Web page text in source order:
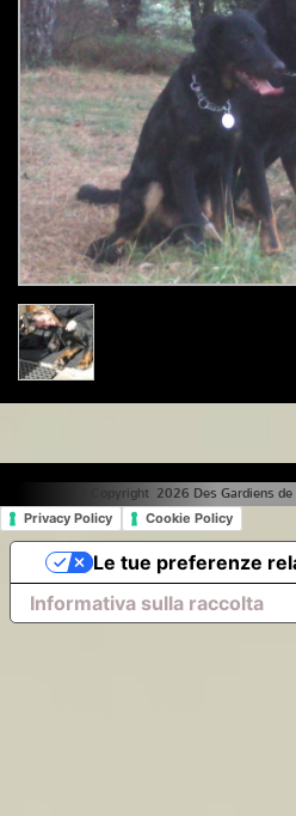
© Copyright 2026 Des Gardiens de
Privacy Policy Cookie Policy
Informativa sulla raccolta
Le tue preferenze